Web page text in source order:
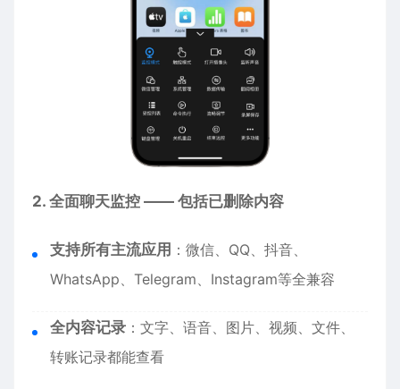
2. 全面聊天监控 —— 包括已删除内容
支持所有主流应用 ：微信、QQ、抖音、
WhatsApp、Telegram、Instagram等全兼容
全内容记录 ：文字、语音、图片、视频、文件、
转账记录都能查看